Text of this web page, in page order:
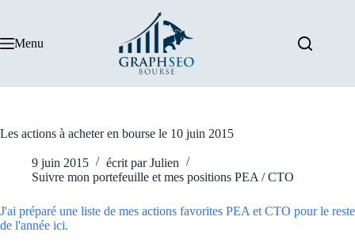
Menu
Les actions à acheter en bourse le 10 juin 2015
9 juin 2015 écrit par Julien
Suivre mon portefeuille et mes positions PEA / CTO
J'ai préparé une liste de mes actions favorites PEA et CTO pour le reste
de l'année ici.